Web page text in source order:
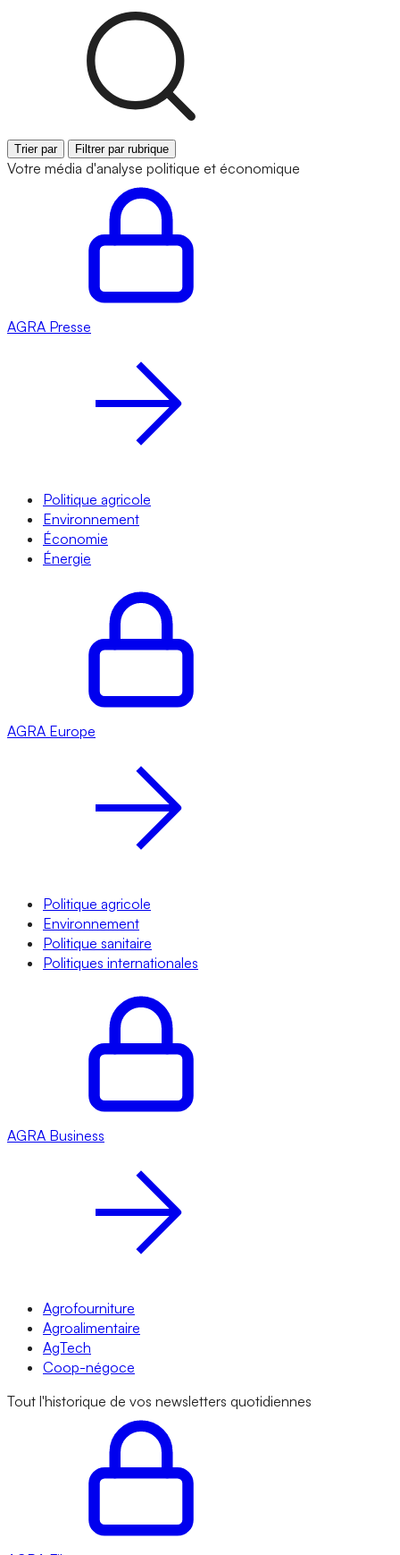
Trier par Filtrer par rubrique
Votre média d'analyse politique et économique
AGRA Presse
Politique agricole
Environnement
Économie
Énergie
AGRA Europe
Politique agricole
Environnement
Politique sanitaire
Politiques internationales
AGRA Business
Agrofourniture
Agroalimentaire
AgTech
Coop-négoce
Tout l'historique de vos newsletters quotidiennes